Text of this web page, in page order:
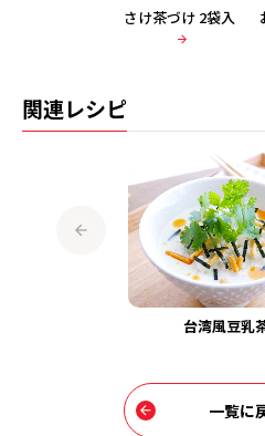
さけ茶づけ 2袋入
関連レシピ
台湾風豆乳
一覧に